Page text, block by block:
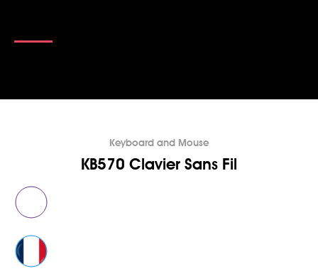
Keyboard and Mouse
KB570 Clavier Sans Fil